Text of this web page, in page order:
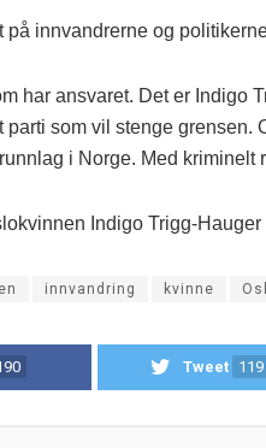
innvandrerne og
har ansvaret. Det er Indigo
parti som vil stenge grensen.
i Norge. Med
Indigo Trigg-
innvandring kvinne
Tweet 119